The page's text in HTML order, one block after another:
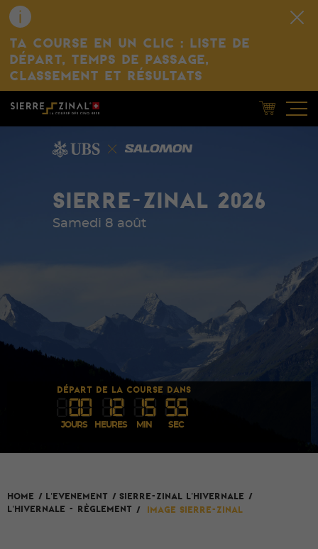
TA COURSE EN UN CLIC : LISTE DE
DÉPART, TEMPS DE PASSAGE,
CLASSEMENT ET RÉSULTATS
SIERRE-ZINAL 2026
Samedi 8 août
DÉPART DE LA COURSE DANS
00 12 15 54
JOURS HEURES MIN SEC
HOME / L'evenement / SIERRE-ZINAL L'HIVERNALE /
L'Hivernale - Règlement / Image Sierre-Zinal